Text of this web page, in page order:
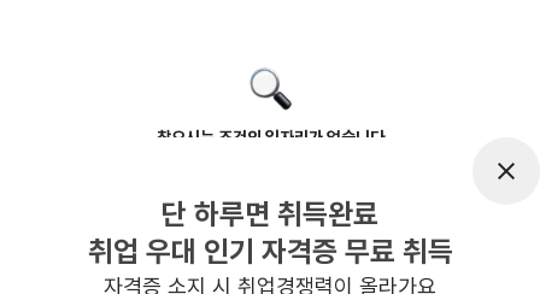
찾으시는 조건의 일자리가 없습니다
반경 3KM 이내의 일자리 확인하기
단 하루면 취득완료
취업 우대 인기 자격증 무료 취득
자격증 소지 시 취업경쟁력이 올라가요